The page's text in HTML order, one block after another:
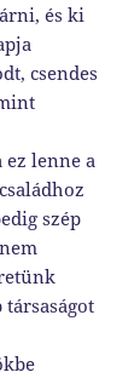
és ki
csendes
lenne a
szép